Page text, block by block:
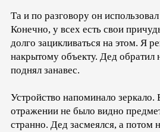
Та и по разговору он
Конечно, у всех есть свои
долго зацикливаться на этом. Я
накрытому объекту. Дед обратил
поднял занавес.
Устройство напоминало зеркало.
отражении не было видно
странно. Дед засмеялся, а потом